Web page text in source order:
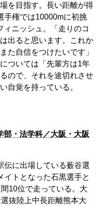
を目指す。長い距離が得
手権では10000mに初挑
ニッシュ。「走りのコ
出ると思います。これか
た自信をつけたいです」
ついては「先輩方は1年
ので、それを途切れさせ
自覚を持っている。
部・法学科／大阪・大阪
伝に出場している薮谷選
イトとなった石黒選手と
10位で走っている。大
抜陸上中長距離熊本大